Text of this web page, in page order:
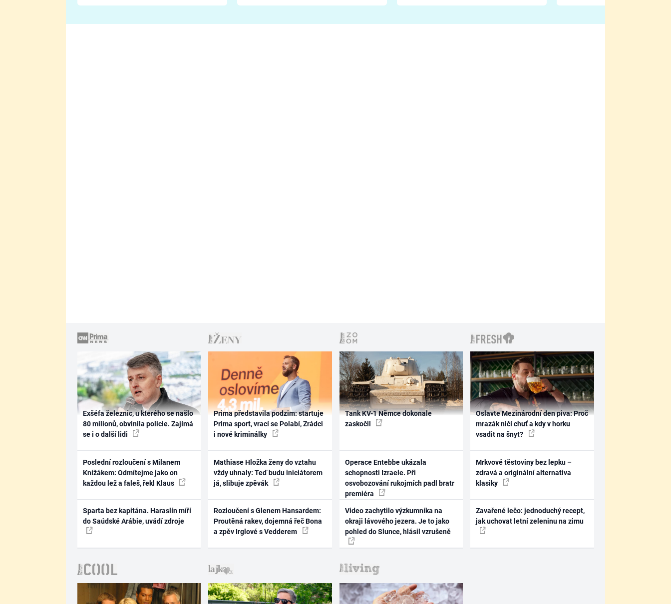
Proč je podle nich falešná a
fanoušci naštvali?
chce raději zápasit s ním než
natáčení Euforie.
Exšéfa železnic, u kterého se našlo
80 milionů, obvinila policie. Zajímá
se i o další lidi
Poslední rozloučení s Milanem
Knížákem: Odmítejme jako on
každou lež a faleš, řekl Klaus
Sparta bez kapitána. Haraslín míří
do Saúdské Arábie, uvádí zdroje
Prima představila podzim: startuje
Prima sport, vrací se Polabí, Zrádci
i nové kriminálky
Mathiase Hložka ženy do vztahu
vždy uhnaly: Teď budu iniciátorem
já, slibuje zpěvák
Rozloučení s Glenem Hansardem:
Proutěná rakev, dojemná řeč Bona
a zpěv Irglové s Vedderem
Tank KV-1 Němce dokonale
zaskočil
Operace Entebbe ukázala
schopnosti Izraele. Při
osvobozování rukojmích padl bratr
premiéra
Video zachytilo výzkumníka na
okraji lávového jezera. Je to jako
pohled do Slunce, hlásil vzrušeně
Oslavte Mezinárodní den piva: Proč
mrazák ničí chuť a kdy v horku
vsadit na šnyt?
Mrkvové těstoviny bez lepku –
zdravá a originální alternativa
klasiky
Zavařené lečo: jednoduchý recept,
jak uchovat letní zeleninu na zimu